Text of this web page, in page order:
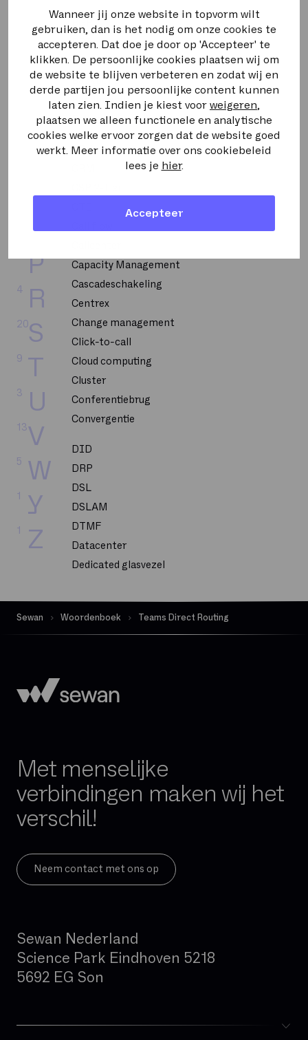
Wanneer jij onze website in topvorm wilt
gebruiken, dan is het nodig om onze cookies te
accepteren. Dat doe je door op 'Accepteer' te
klikken. De persoonlijke cookies plaatsen wij om
de website te blijven verbeteren en zodat wij en
derde partijen jou persoonlijke content kunnen
laten zien. Indien je kiest voor weigeren
plaatsen we alleen functionele en analytische
cookies welke ervoor zorgen dat de website goed
werkt. Meer informatie over ons cookiebeleid
lees je hier.
Accepteer
H
I
K
L
M
N
O
P
R
4
S
20
T
9
U
3
V
13
W
5
Y
1
Z
1
BRI
BUMA STEMRA
Backbone
Bandbreedte
Bellen op uitnodiging
CPU
Capacity Management
Cascadeschakeling
Centrex
Change management
Click-to-call
Cloud computing
Cluster
Conferentiebrug
Convergentie
DID
DRP
DSL
DSLAM
DTMF
Datacenter
Dedicated glasvezel
Delve
Dematerialisatie
Exchange Online
Firewall per sessie
GB
Gedeelde glasvezel
Governance
Hosted telefonie
Hybride cloud
IPv4
Sewan Woordenboek Teams Direct Routing
Met menselijke
verbindingen maken wij het
verschil!
Neem contact met ons op
Sewan Nederland
Science Park Eindhoven 5218
5692 EG Son